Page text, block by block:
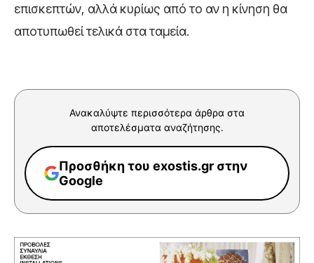
επισκεπτών, αλλά κυρίως από το αν η κίνηση θα
αποτυπωθεί τελικά στα ταμεία.
Ανακαλύψτε περισσότερα άρθρα στα
αποτελέσματα αναζήτησης.
Προσθήκη του exostis.gr στην
Google